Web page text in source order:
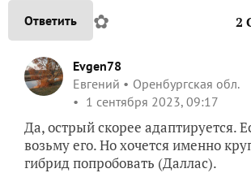
Ответить ✿ 2
Evgen78
Евгений
Оренбургская обл.
1 сентября 2023, 09:17
Да, острый скорее адаптируется.
возьму его. Но хочется именно
гибрид попробовать (Даллас).